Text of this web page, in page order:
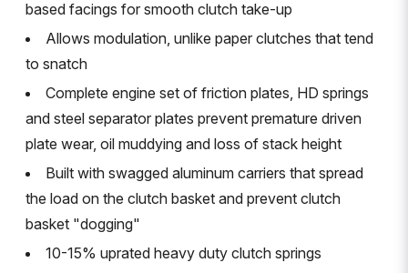
based facings for smooth clutch take-up
Allows modulation, unlike paper clutches that tend
to snatch
Complete engine set of friction plates, HD springs
and steel separator plates prevent premature driven
plate wear, oil muddying and loss of stack height
Built with swagged aluminum carriers that spread
the load on the clutch basket and prevent clutch
basket "dogging"
10-15% uprated heavy duty clutch springs